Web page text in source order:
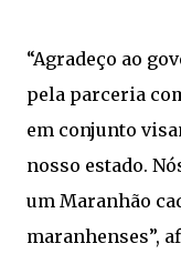
“Agradeço ao
pela parceria
em conjunto
nosso estado.
um Maranhão
maranhenses”,